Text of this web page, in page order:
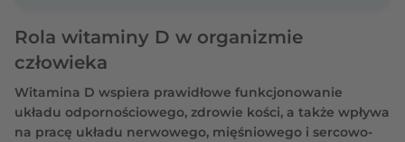
Rola witaminy D w organizmie
człowieka
Witamina D wspiera prawidłowe funkcjonowanie
układu odpornościowego, zdrowie kości, a także wpływa
na pracę układu nerwowego, mięśniowego i sercowo-